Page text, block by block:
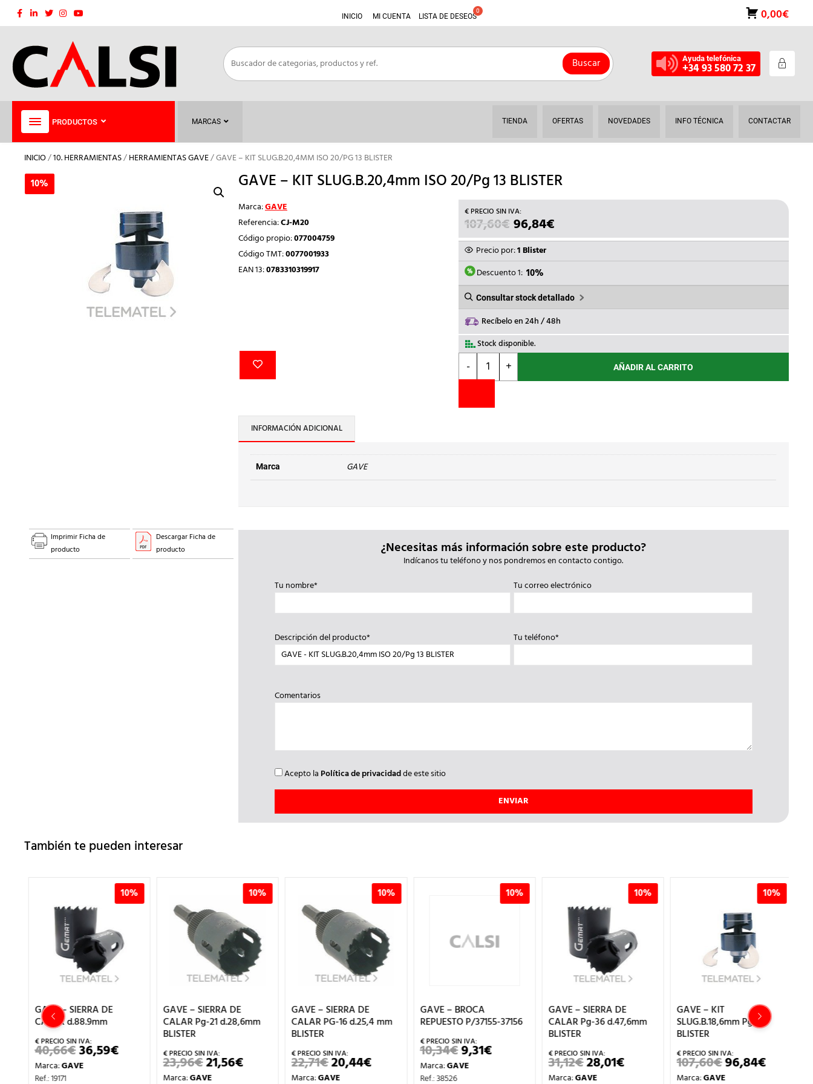
Saltar
INICIO MI CUENTA LISTA DE DESEOS 0,00€
Buscar Ayuda telefónica
+34 93 580 72 37
PRODUCTOS MARCAS TIENDA OFERTAS NOVEDADES INFO TÉCNICA CONTACTAR
INICIO/10. HERRAMIENTAS/HERRAMIENTAS GAVE/ GAVE – KIT SLUG.B.20,4MM ISO 20/PG 13 BLISTER
10% GAVE – KIT SLUG.B.20,4mm ISO 20/Pg 13 BLISTER
Marca:GAVE
Referencia:CJ-M20
Código propio:077004759
Código TMT:0077001933
EAN 13:0783310319917
107,60€ EL
PRECIO
ORIGINAL
ERA:
107,60€.
96,84€EL
PRECIO
ES:
Precio por:1 Blister
Descuento 1: 10%
Consultar stock detallado
Recíbelo en 24h / 48h
Stock disponible.
-
GAVE
ISO
+ AÑADIR AL CARRITO
INFORMACIÓN ADICIONAL
Marca GAVE
10%
Imprimir Ficha de
producto
Descargar Ficha de
producto
¿Necesitas más información sobre este producto?
Indícanos tu teléfono y nos pondremos en contacto contigo.
Tu nombre*
Tu correo electrónico
Descripción del producto* Tu teléfono*
Comentarios
Acepto la Política de privacidadde este sitio
También te pueden interesar
10%
GAVE – SIERRA DE
CALAR d.88.9mm
40,66€EL
PRECIO
ORIGINAL
36,59€EL
PRECIO
Marca:GAVE
Ref.: 19171
10%
GAVE – SIERRA DE
CALAR Pg-21 d.28,6mm
BLISTER
23,96€EL
PRECIO
21,56€EL
PRECIO
Marca:GAVE
10%
GAVE – SIERRA DE
CALAR PG-16 d.25,4 mm
BLISTER
22,71€EL
PRECIO
20,44€EL
PRECIO
Marca:GAVE
10%
GAVE – BROCA
REPUESTO P/37155-37156
10,34€EL
PRECIO
ORIGINAL
ERA:
9,31€EL
PRECIO
Marca:GAVE
Ref.: 38526
10%
GAVE – SIERRA DE
CALAR Pg-36 d.47,6mm
BLISTER
31,12€EL
PRECIO
28,01€EL
PRECIO
Marca:GAVE
10%
GAVE – KIT
SLUG.B.18,6mm Pg 11
BLISTER
107,60€EL
PRECIO
96,84€EL
PRECIO
Marca:GAVE